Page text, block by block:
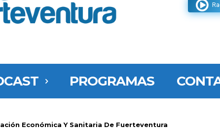
PROGRAMAS
Económica Y Sanitaria De Fuerteventura